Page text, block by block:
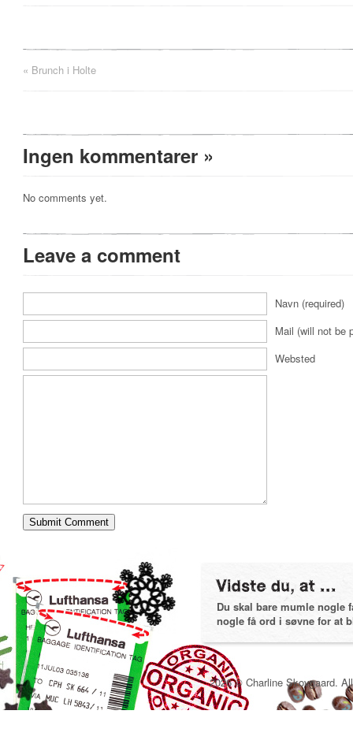
« Brunch i Holte
Ingen kommentarer »
No comments yet.
Leave a comment
Navn (required)
Mail (will not be
Websted
Du skal bare mumle nogle
nogle få ord i søvne for at
2026 © Charline Skovgaard.